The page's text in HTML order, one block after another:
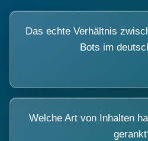
Das echte Verhältnis
Bots im
Welche Art von Inhalten